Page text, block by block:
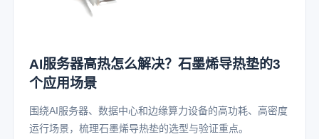
AI服务器高热怎么解决？石墨烯导热垫的3
个应用场景
围绕AI服务器、数据中心和边缘算力设备的高功耗、高密度
运行场景，梳理石墨烯导热垫的选型与验证重点。